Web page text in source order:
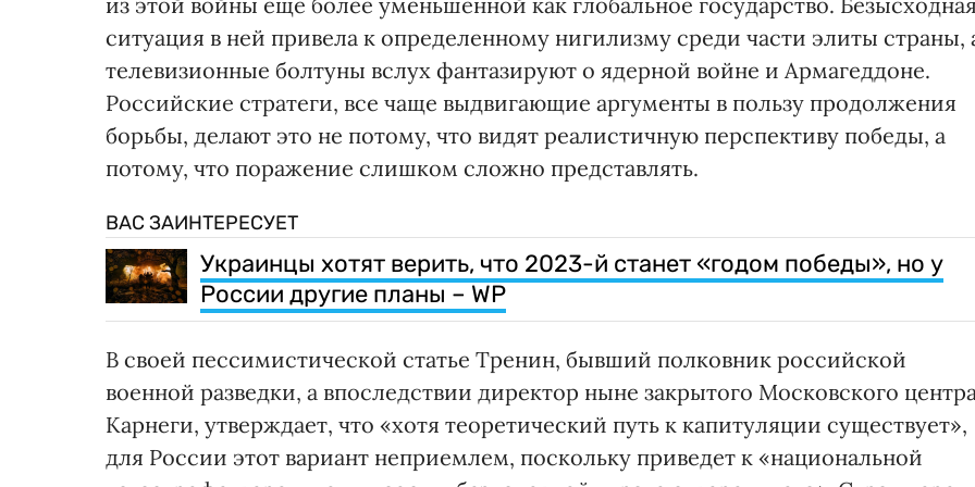
ситуация в ней привела к определенному нигилизму среди части элиты страны,
телевизионные болтуны вслух фантазируют о ядерной войне и Армагеддоне.
Российские стратеги, все чаще выдвигающие аргументы в пользу продолжения
борьбы, делают это не потому, что видят реалистичную перспективу победы, а
потому, что поражение слишком сложно представлять.
ВАС ЗАИНТЕРЕСУЕТ
Украинцы хотят верить, что 2023-й станет «годом победы», но у
России другие планы – WP
В своей пессимистической статье Тренин, бывший полковник российской
военной разведки, а впоследствии директор ныне закрытого Московского
Карнеги, утверждает, что «хотя теоретический путь к капитуляции существует»,
для России этот вариант неприемлем, поскольку приведет к «национальной